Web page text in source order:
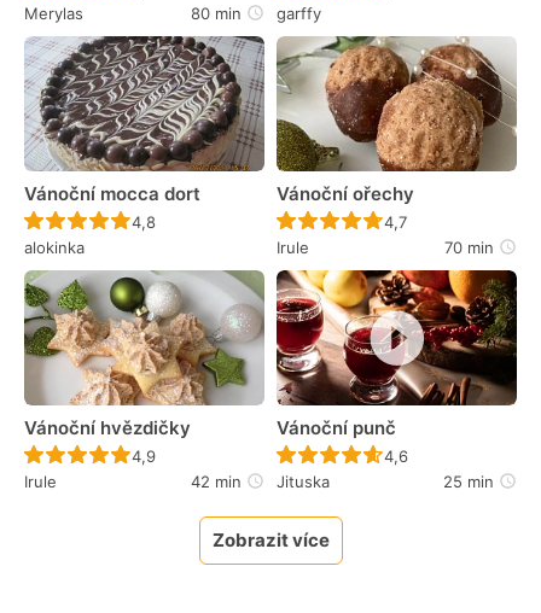
Merylas
80 min
garffy
Vánoční mocca dort
Recept ještě nebyl hodnocen
4,8
alokinka
Vánoční ořechy
Recept ještě nebyl
4,7
Irule
70 min
Vánoční hvězdičky
Recept ještě nebyl hodnocen
4,9
Irule
42 min
Vánoční punč
Recept ještě nebyl
4,6
Jituska
25 min
Zobrazit více